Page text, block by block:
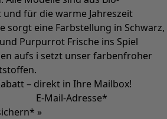
für die warme Jahreszeit
sorgt eine Farbstellung in Schwarz,
Purpurrot Frische ins Spiel
aufs i setzt unser farbenfroher
– direkt in Ihre Mailbox!
E-Mail-Adresse*
Absenden & Vorteile sichern* »